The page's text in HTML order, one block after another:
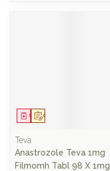
Op voorschrift
Geneesmiddel
Teva
Anastrozole Teva 1mg
Filmomh Tabl 98 X 1mg